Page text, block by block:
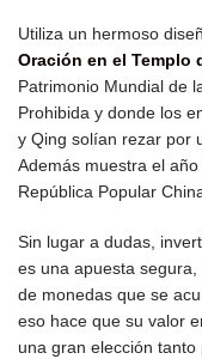
Utiliza un hermoso
Oración en el Templo
Patrimonio Mundial de
Prohibida y donde los
y Qing solían rezar por
Además muestra el
República Popular
Sin lugar a dudas,
es una apuesta
de monedas que se
eso hace que su valor
una gran elección